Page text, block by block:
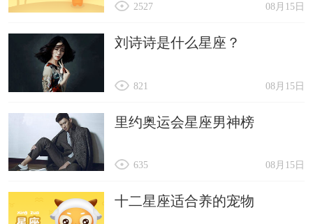
08月15日
2527
刘诗诗是什么星座？
08月15日
821
里约奥运会星座男神榜
08月15日
635
十二星座适合养的宠物